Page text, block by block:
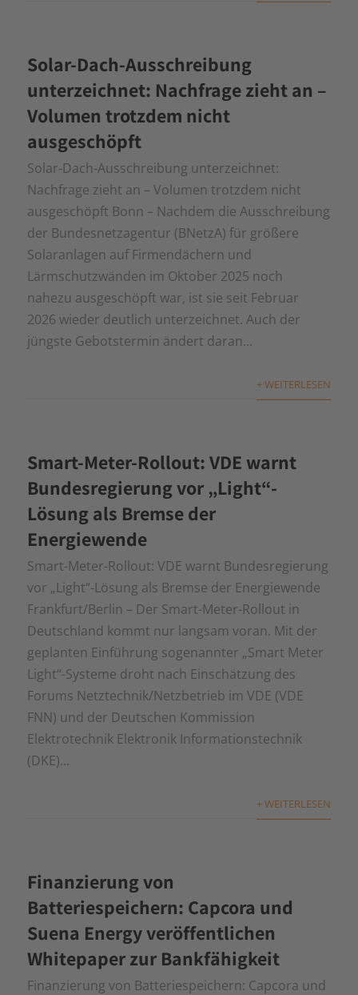
Solar-Dach-Ausschreibung
unterzeichnet: Nachfrage zieht an –
Volumen trotzdem nicht
ausgeschöpft
Solar-Dach-Ausschreibung unterzeichnet:
Nachfrage zieht an – Volumen trotzdem nicht
ausgeschöpft Bonn – Nachdem die Ausschreibung
der Bundesnetzagentur (BNetzA) für größere
Solaranlagen auf Firmendächern und
Lärmschutzwänden im Oktober 2025 noch
nahezu ausgeschöpft war, ist sie seit Februar
2026 wieder deutlich unterzeichnet. Auch der
jüngste Gebotstermin ändert daran...
+ WEITERLESEN
Smart-Meter-Rollout: VDE warnt
Bundesregierung vor „Light“-
Lösung als Bremse der
Energiewende
Smart-Meter-Rollout: VDE warnt Bundesregierung
vor „Light“-Lösung als Bremse der Energiewende
Frankfurt/Berlin – Der Smart-Meter-Rollout in
Deutschland kommt nur langsam voran. Mit der
geplanten Einführung sogenannter „Smart Meter
Light“-Systeme droht nach Einschätzung des
Forums Netztechnik/Netzbetrieb im VDE (VDE
FNN) und der Deutschen Kommission
Elektrotechnik Elektronik Informationstechnik
(DKE)...
+ WEITERLESEN
Finanzierung von
Batteriespeichern: Capcora und
Suena Energy veröffentlichen
Whitepaper zur Bankfähigkeit
Finanzierung von Batteriespeichern: Capcora und